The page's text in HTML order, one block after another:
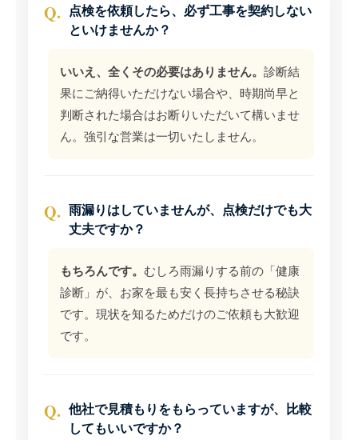
Q. 点検を依頼したら、必ず工事を契約しない
といけませんか？
いいえ、全くその必要はありません。 診断結
果にご納得いただけない場合や、時期尚早と
判断された場合はお断りいただいて構いませ
ん。強引な営業は一切いたしません。
Q. 雨漏りはしていませんが、点検だけでも大
丈夫ですか？
もちろんです。 むしろ雨漏りする前の「健康
診断」が、お家を最も安く長持ちさせる秘訣
です。現状を知るためだけのご依頼も大歓迎
です。
Q. 他社で見積もりをもらっていますが、比較
してもいいですか？